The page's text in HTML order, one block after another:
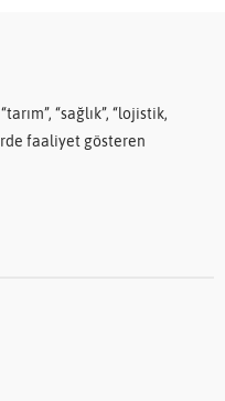
“sağlık”, “lojistik,
faaliyet gösteren